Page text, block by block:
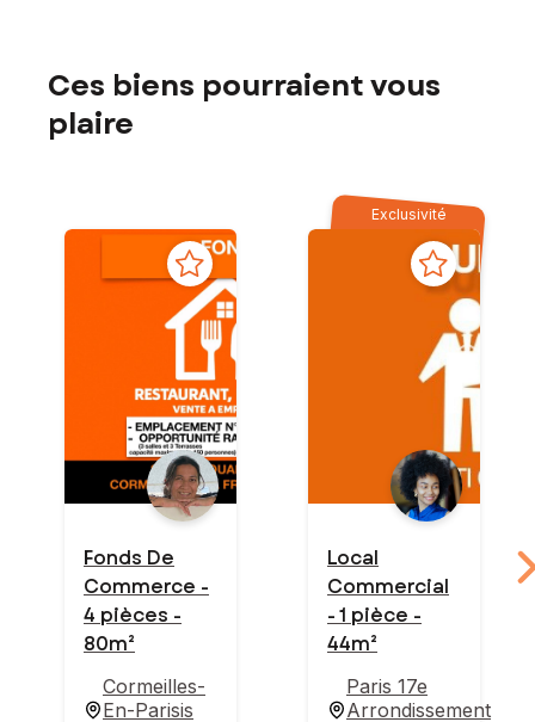
Ces biens pourraient vous
plaire
Fonds De
Commerce -
4 pièces -
80m²
Cormeilles-
En-Parisis
Exclusivité
Local
Commercial
- 1 pièce -
44m²
Paris 17e
Arrondissement